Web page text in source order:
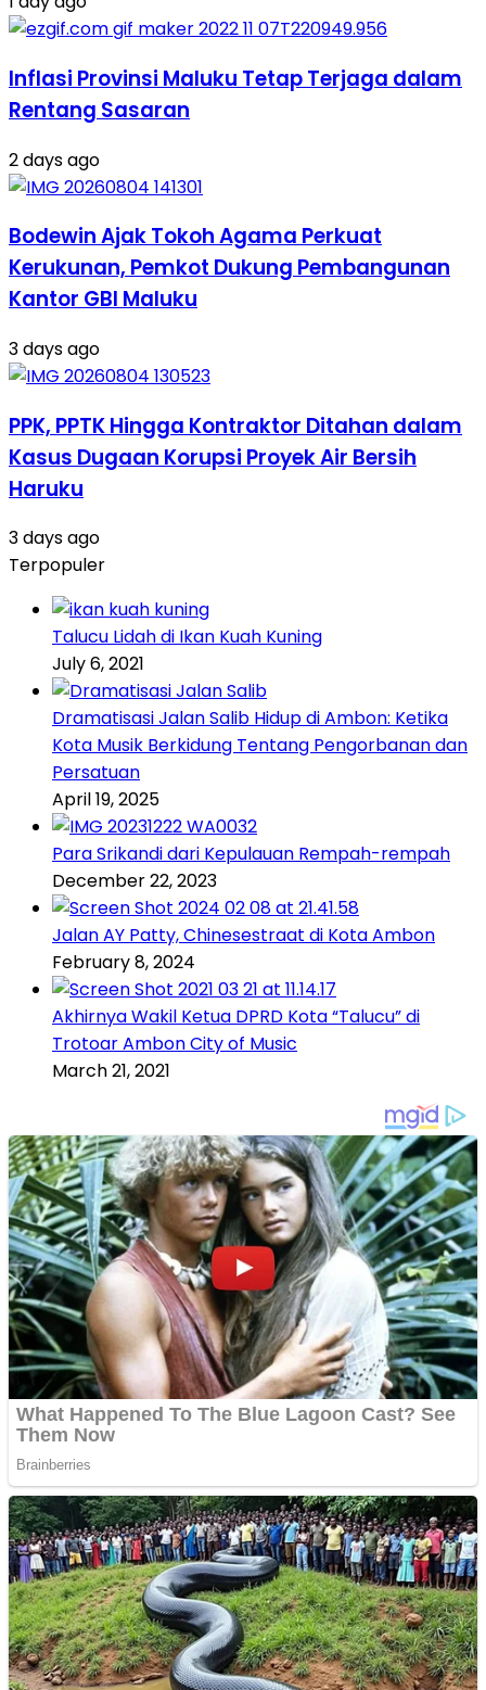
Inflasi Provinsi Maluku Tetap Terjaga dalam
Rentang Sasaran
2 days ago
Bodewin Ajak Tokoh Agama Perkuat
Kerukunan, Pemkot Dukung Pembangunan
Kantor GBI Maluku
3 days ago
PPK, PPTK Hingga Kontraktor Ditahan dalam
Kasus Dugaan Korupsi Proyek Air Bersih
Haruku
3 days ago
Terpopuler
Talucu Lidah di Ikan Kuah Kuning
July 6, 2021
Dramatisasi Jalan Salib Hidup di Ambon: Ketika
Kota Musik Berkidung Tentang Pengorbanan dan
Persatuan
April 19, 2025
Para Srikandi dari Kepulauan Rempah-rempah
December 22, 2023
Jalan AY Patty, Chinesestraat di Kota Ambon
February 8, 2024
Akhirnya Wakil Ketua DPRD Kota “Talucu” di
Trotoar Ambon City of Music
March 21, 2021